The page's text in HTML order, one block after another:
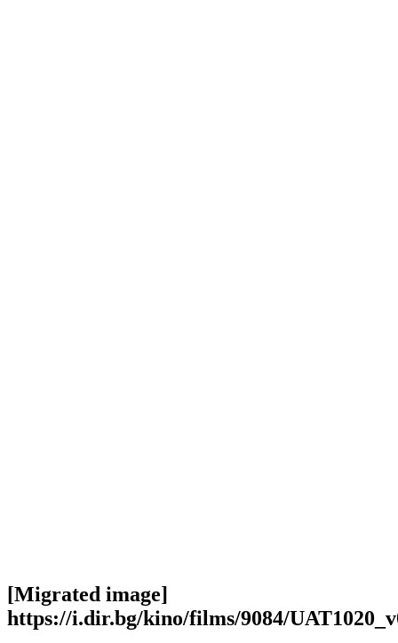
[Migrated image]
https://i.dir.bg/kino/films/9084/